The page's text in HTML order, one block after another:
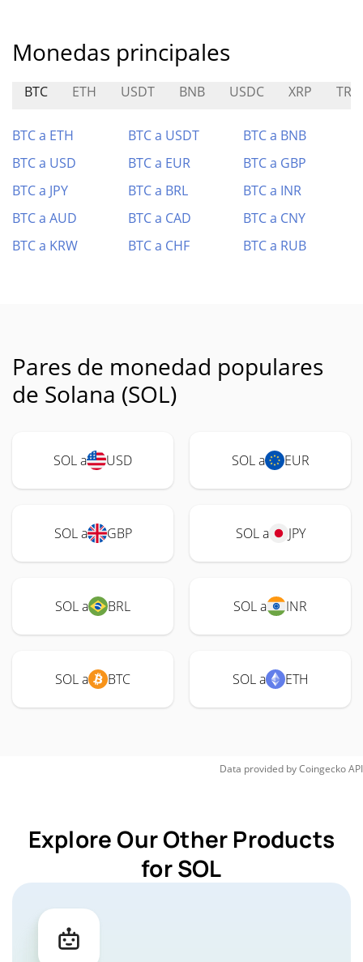
Monedas principales
BTC ETH USDT BNB USDC XRP TRX
BTC a ETH BTC a USDT
BTC a BNB
BTC a USD
BTC a EUR
BTC a GBP
BTC a JPY
BTC a BRL
BTC a INR
BTC a AUD
BTC a CAD
BTC a CNY
BTC a KRW
BTC a CHF BTC a RUB
Pares de monedad populares
de Solana (SOL)
SOL a USD SOL a EUR
SOL a GBP SOL a JPY
SOL a BRL SOL a INR
SOL a BTC SOL a ETH
Data provided byCoingeckoAPI
Explore Our Other Products
for SOL